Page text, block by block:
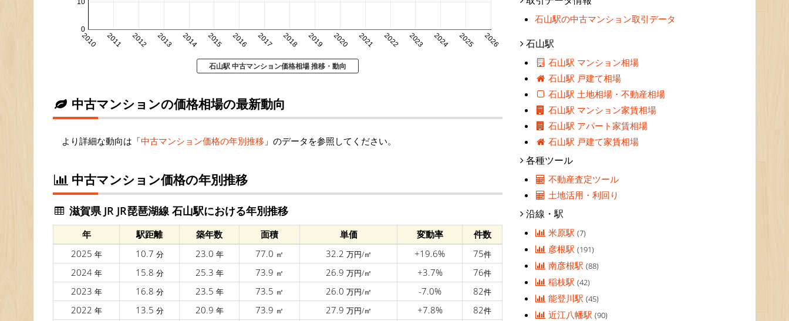
2010 2011 2012 2013 2014 2015 2016 2017 2018 2019 2020 2021 2022 2023 2024 2025 2026
0
10
石山駅 中古マンション価格相場 推移・動向
中古マンションの価格相場の最新動向
より詳細な動向は「中古マンション価格の年別推移 」のデータを参照してください。
中古マンション価格の年別推移
滋賀県 JR JR琵琶湖線 石山駅における年別推移
年 駅距離 築年数 面積 単価 変動率
件数
2025 年 10.7 分 23.0 年 77.0 ㎡ 32.2 万円/㎡ +19.6% 75件
2024 年 15.8 分 25.3 年 73.9 ㎡ 26.9 万円/㎡ +3.7% 76件
2023 年 16.8 分 23.5 年 73.5 ㎡ 26.0 万円/㎡ -7.0% 82件
2022 年 13.5 分 20.9 年 73.9 ㎡ 27.9 万円/㎡ +7.8% 82件
石山駅の中古マンション取引データ
石山駅
石山駅 マンション相場
石山駅 戸建て相場
石山駅 土地相場・不動産相場
石山駅 マンション家賃相場
石山駅 アパート家賃相場
石山駅 戸建て家賃相場
各種ツール
不動産査定ツール
土地活用・利回り
沿線・駅
米原駅(7)
彦根駅(191)
南彦根駅(88)
稲枝駅(42)
能登川駅(45)
近江八幡駅(90)